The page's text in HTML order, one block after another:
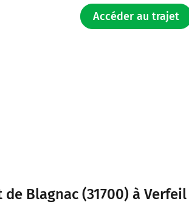
Rond-Point Jean Maga Accéder au trajet
de Blagnac (31700) à